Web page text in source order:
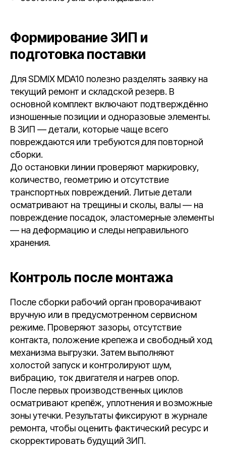
Формирование ЗИП и
подготовка поставки
Для SDMIX MDA10 полезно разделять заявку на
текущий ремонт и складской резерв. В
основной комплект включают подтверждённо
изношенные позиции и одноразовые элементы.
В ЗИП — детали, которые чаще всего
повреждаются или требуются для повторной
сборки.
До остановки линии проверяют маркировку,
количество, геометрию и отсутствие
транспортных повреждений. Литые детали
осматривают на трещины и сколы, валы — на
повреждение посадок, эластомерные элементы
— на деформацию и следы неправильного
хранения.
Контроль после монтажа
После сборки рабочий орган проворачивают
вручную или в предусмотренном сервисном
режиме. Проверяют зазоры, отсутствие
контакта, положение крепежа и свободный ход
механизма выгрузки. Затем выполняют
холостой запуск и контролируют шум,
вибрацию, ток двигателя и нагрев опор.
После первых производственных циклов
осматривают крепёж, уплотнения и возможные
зоны утечки. Результаты фиксируют в журнале
ремонта, чтобы оценить фактический ресурс и
скорректировать будущий ЗИП.